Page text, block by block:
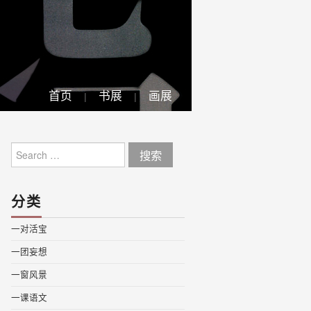
首页 书展 画展
for:
分类
一对活宝
一团妄想
一窗风景
一课语文